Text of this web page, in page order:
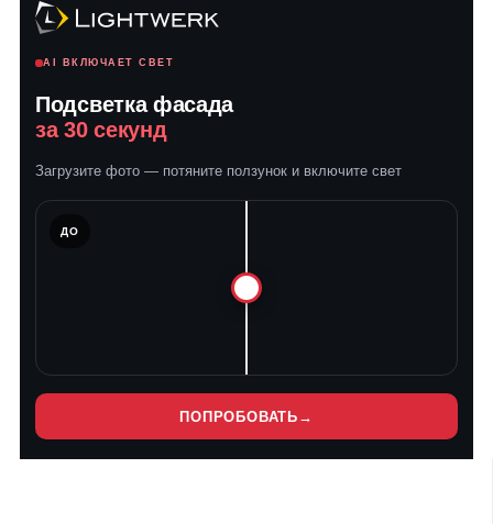
AI ВКЛЮЧАЕТ СВЕТ
Подсветка фасада
за 30 секунд
Загрузите фото — потяните ползунок и включите свет
ДО
ПОПРОБОВАТЬ →